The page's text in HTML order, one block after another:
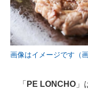
画像はイメージです（
「 PE LONCHO